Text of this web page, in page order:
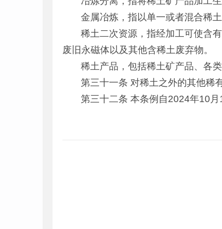
金属冶炼，指以单一或者混合稀
稀土二次资源，指经加工可使含
废旧永磁体以及其他含稀土废弃物。
稀土产品，包括稀土矿产品、各
第三十一条 对稀土之外的其他稀
第三十二条 本条例自2024年10